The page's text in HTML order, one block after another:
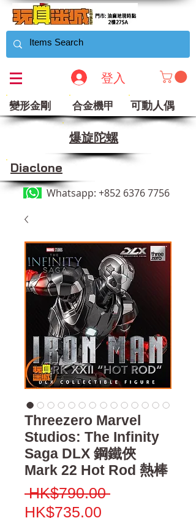
登入
變形金剛 合金機甲 可動人偶
​爆旋陀螺
Diaclone
Whatsapp: +852 6376 7756
Threezero Marvel
Studios: The Infinity
Saga DLX 鋼鐵俠
Mark 22 Hot Rod 熱棒
HK$790.00 一
HK$735.00